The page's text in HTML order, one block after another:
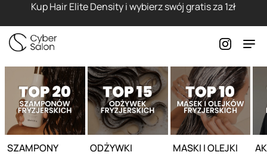
Kup Hair Elite Density i wybierz swój gratis za 1zł
SZAMPONY ODŻYWKI MASKI I OLEJKI
Strona główna - Cyber Salon